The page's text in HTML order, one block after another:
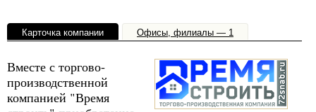
Карточка компании Офисы, филиалы — 1
Вместе с торгово-
производственной
компанией "Время